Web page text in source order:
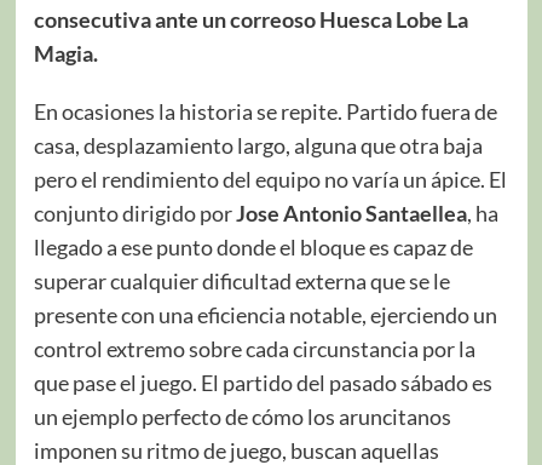
consecutiva ante un correoso Huesca Lobe La
Magia.
En ocasiones la historia se repite. Partido fuera de
casa, desplazamiento largo, alguna que otra baja
pero el rendimiento del equipo no varía un ápice. El
conjunto dirigido porJose Antonio Santaellea, ha
llegado a ese punto donde el bloque es capaz de
superar cualquier dificultad externa que se le
presente con una eficiencia notable, ejerciendo un
control extremo sobre cada circunstancia por la
que pase el juego. El partido del pasado sábado es
un ejemplo perfecto de cómo los aruncitanos
imponen su ritmo de juego, buscan aquellas